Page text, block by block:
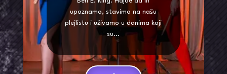
upoznamo, stavimo na našu
plejlistu i uživamo u danima koji
su...